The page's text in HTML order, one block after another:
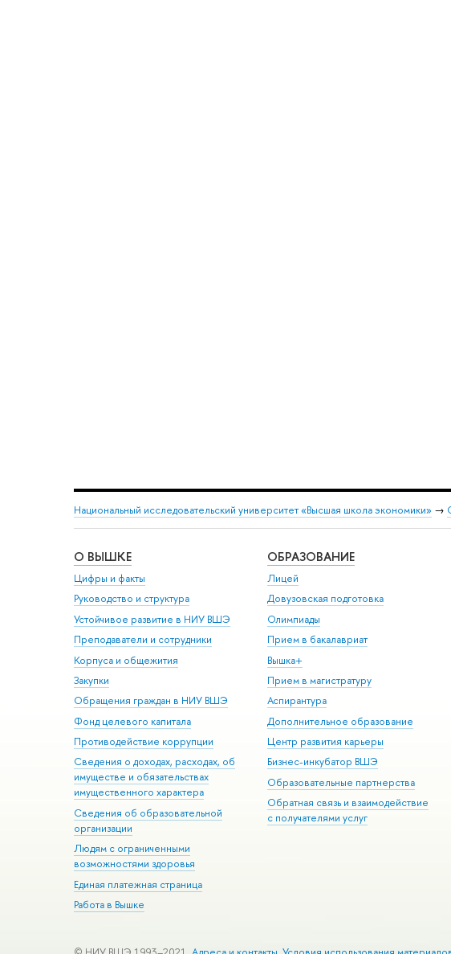
Национальный исследовательский университет «Высшая школа экономики» →
О ВЫШКЕ
Цифры и факты
Руководство и структура
Устойчивое развитие в НИУ ВШЭ
Преподаватели и сотрудники
Корпуса и общежития
Закупки
Обращения граждан в НИУ ВШЭ
Фонд целевого капитала
Противодействие коррупции
Сведения о доходах, расходах, об
имуществе и обязательствах
имущественного характера
Сведения об образовательной
организации
Людям с ограниченными
возможностями здоровья
Единая платежная страница
Работа в Вышке
ОБРАЗОВАНИЕ
Лицей
Довузовская подготовка
Олимпиады
Прием в бакалавриат
Вышка+
Прием в магистратуру
Аспирантура
Дополнительное образование
Центр развития карьеры
Бизнес-инкубатор ВШЭ
Образовательные партнерства
Обратная связь и взаимодействие
с получателями услуг